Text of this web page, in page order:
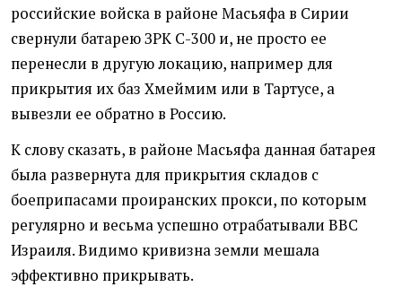
российские войска в районе Масьяфа в Сирии
свернули батарею ЗРК С-300 и, не просто ее
перенесли в другую локацию, например для
прикрытия их баз Хмеймим или в Тартусе, а
вывезли ее обратно в Россию.
К слову сказать, в районе Масьяфа данная батарея
была развернута для прикрытия складов с
боеприпасами проиранских прокси, по которым
регулярно и весьма успешно отрабатывали ВВС
Израиля. Видимо кривизна земли мешала
эффективно прикрывать.